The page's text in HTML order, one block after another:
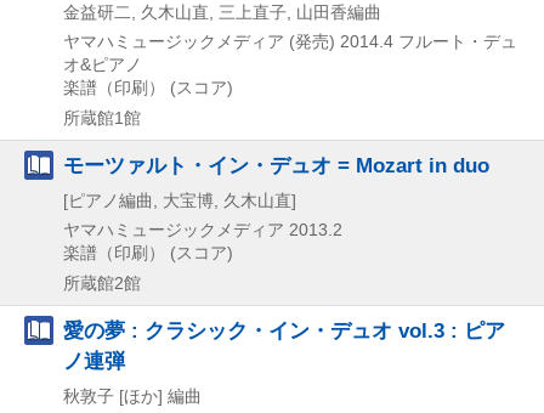
金益研二, 久木山直, 三上直子, 山田香編曲
ヤマハミュージックメディア (発売) 2014.4 フルート・デュ
オ&ピアノ
楽譜（印刷） (スコア)
所蔵館1館
モーツァルト・イン・デュオ = Mozart in duo
[ピアノ編曲, 大宝博, 久木山直]
ヤマハミュージックメディア 2013.2
楽譜（印刷） (スコア)
所蔵館2館
愛の夢 : クラシック・イン・デュオ vol.3 : ピア
ノ連弾
秋敦子 [ほか] 編曲